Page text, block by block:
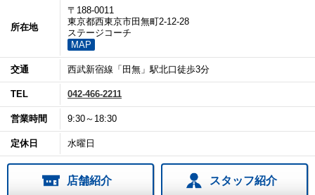
所在地
〒188-0011
東京都西東京市田無町2-12-28
ステージコーチ
MAP
交通 西武新宿線「田無」駅北口徒歩3分
TEL 042-466-2211
営業時間 9:30～18:30
定休日 水曜日
店舗紹介 スタッフ紹介